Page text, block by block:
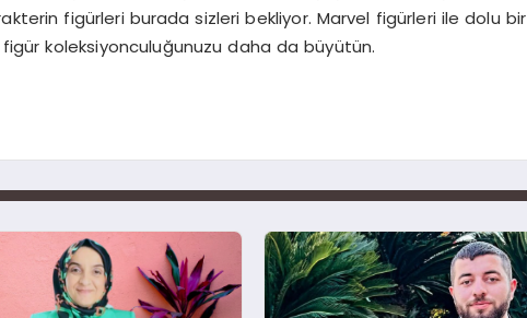
figürleri burada sizleri bekliyor. Marvel figürleri ile dolu bir
koleksiyonculuğunuzu daha da büyütün.